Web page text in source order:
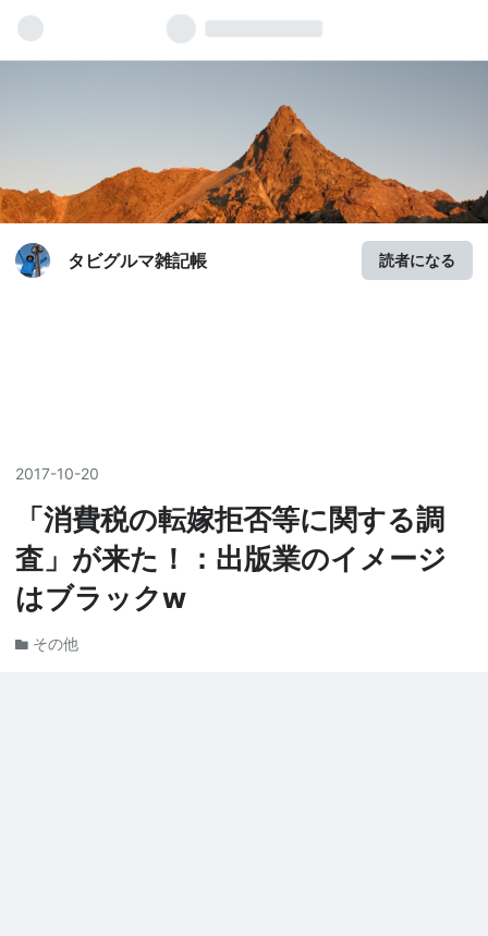
タビグルマ雑記帳 読者になる
2017-10-20
「消費税の転嫁拒否等に関する調
査」が来た！：出版業のイメージ
はブラックw
その他